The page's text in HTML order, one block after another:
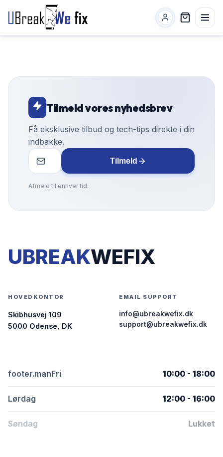
Tilmeld vores nyhedsbrev
Få eksklusive tilbud og tech-tips direkte i din
indbakke.
Tilmeld
Afmeld til enhver tid.
UBREAKWEFIX
HOVEDKONTOR
Skibhusvej 109
5000 Odense, DK
EMAIL SUPPORT
info@ubreakwefix.dk
support@ubreakwefix.dk
footer.manFri 10:00 - 18:00
Lørdag 12:00 - 16:00
Søndag Lukket